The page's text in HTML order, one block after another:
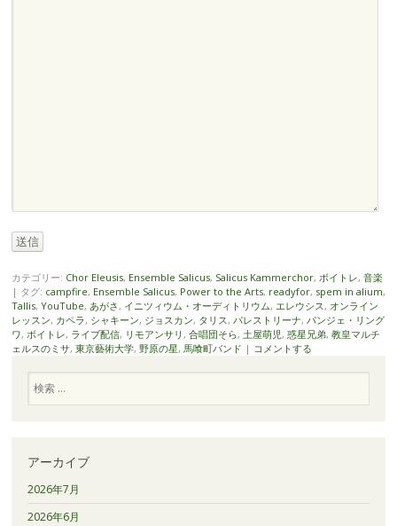
送信
カテゴリー: Chor Eleusis, Ensemble Salicus, Salicus Kammerchor, ボイトレ, 音楽
| タグ: campfire, Ensemble Salicus, Power to the Arts, readyfor, spem in alium,
Tallis, YouTube, あがさ , イニツィウム・オーディトリウム, エレウシス , オンライン
レッスン, カペラ , シャキーン, ジョスカン, タリス , パレストリーナ, パンジェ・リング
ワ, ボイトレ, ライブ配信, リモアンサリ , 合唱団そら, 土屋萌児 , 惑星兄弟, 教皇マルチ
ェルスのミサ, 東京藝術大学, 野原の星, 馬喰町バンド | コメントする
索
アーカイブ
2026年7月
2026年6月